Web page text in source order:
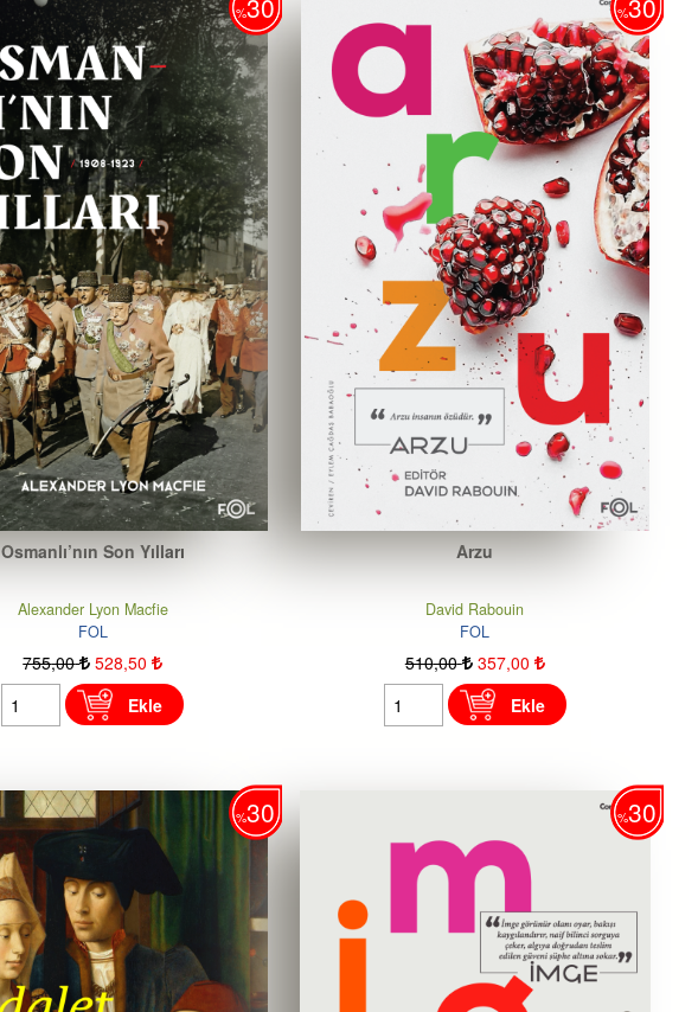
%30
Osmanlı’nın Son Yılları
Alexander Lyon Macfie
FOL
755,00 528,50
Ekle
%30
Arzu
David Rabouin
FOL
510,00 357,00
Ekle
%30 %30